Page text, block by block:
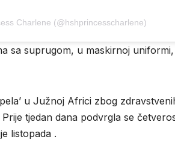
Charlene (@hshprincesscharlene)
sa suprugom, u maskirnoj
u Južnoj Africi zbog
Prije tjedan dana podvrgla se
listopada .